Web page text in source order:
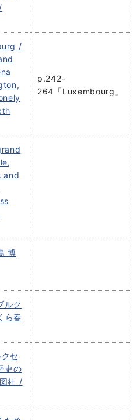
/
p.242-
264「Luxembourg」
and
博
ルク
ら春
セ
史の
社 /